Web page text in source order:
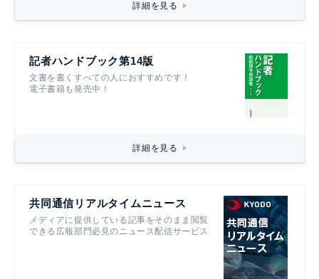
詳細を見る
記者ハンドブック第14版
文書を書くすべての人におすすめです！
電子書籍も発売中！
詳細を見る
共同通信リアルタイムニュース
メディアに提供している記事をそのまま閲覧
できる広報部門必見のニュース配信サービス